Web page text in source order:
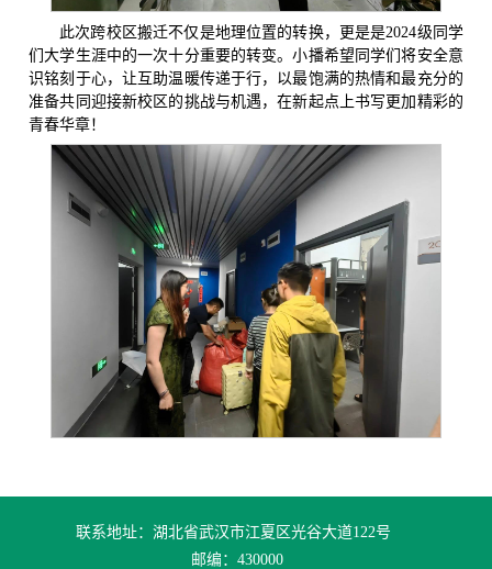
此次跨校区搬迁不仅是地理位置的转换，更是是2024级同学
们大学生涯中的一次十分重要的转变。小播希望同学们将安全意
识铭刻于心，让互助温暖传递于行，以最饱满的热情和最充分的
准备共同迎接新校区的挑战与机遇，在新起点上书写更加精彩的
青春华章！
联系地址：湖北省武汉市江夏区光谷大道122号
邮编：430000